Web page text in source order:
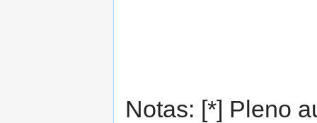
Notas: [*] Pleno